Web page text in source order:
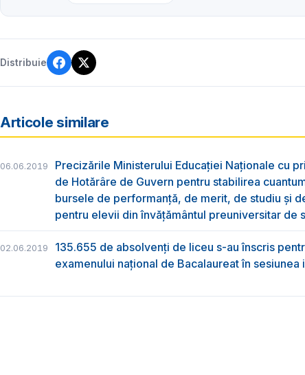
Distribuie
Articole similare
06.06.2019
Precizările Ministerului Educației Naționale cu
de Hotărâre de Guvern pentru stabilirea
bursele de performanță, de merit, de studiu și
pentru elevii din învățământul preuniversitar de
02.06.2019
135.655 de absolvenţi de liceu s-au înscris
examenului naţional de Bacalaureat în sesiunea